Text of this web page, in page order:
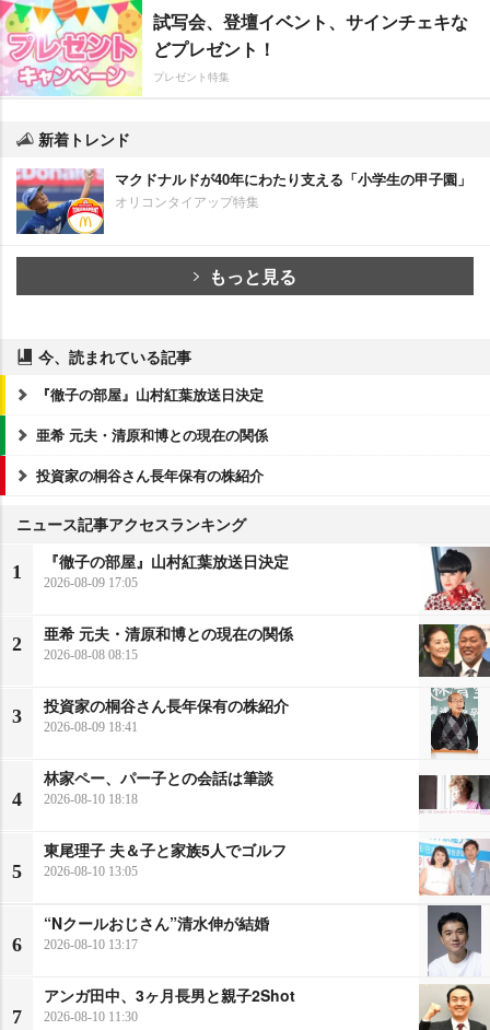
試写会、登壇イベント、サインチェキな
どプレゼント！
プレゼント特集
新着トレンド
マクドナルドが40年にわたり支える「小学生の甲子園」
オリコンタイアップ特集
もっと見る
今、読まれている記事
『徹子の部屋』山村紅葉放送日決定
亜希 元夫・清原和博との現在の関係
投資家の桐谷さん長年保有の株紹介
ニュース記事アクセスランキング
1
『徹子の部屋』山村紅葉放送日決定
2026-08-09 17:05
2
亜希 元夫・清原和博との現在の関係
2026-08-08 08:15
3
投資家の桐谷さん長年保有の株紹介
2026-08-09 18:41
4
林家ペー、パー子との会話は筆談
2026-08-10 18:18
5
東尾理子 夫＆子と家族5人でゴルフ
2026-08-10 13:05
6
“Nクールおじさん”清水伸が結婚
2026-08-10 13:17
7
アンガ田中、3ヶ月長男と親子2Shot
2026-08-10 11:30